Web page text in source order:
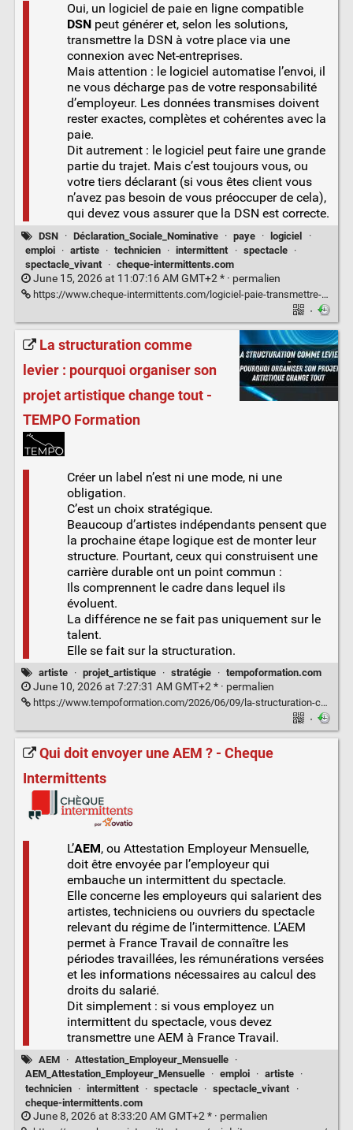
Oui, un logiciel de paie en ligne compatible
DSNpeut générer et, selon les solutions,
transmettre la DSN à votre place via une
connexion avec Net-entreprises.
Mais attention : le logiciel automatise l’envoi, il
ne vous décharge pas de votre responsabilité
d’employeur. Les données transmises doivent
rester exactes, complètes et cohérentes avec la
paie.
Dit autrement : le logiciel peut faire une grande
partie du trajet. Mais c’est toujours vous, ou
votre tiers déclarant (si vous êtes client vous
n’avez pas besoin de vous préoccuper de cela),
qui devez vous assurer que la DSN est correcte.
DSN · Déclaration_Sociale_Nominative · paye · logiciel
·
emploi
· artiste · technicien · intermittent · spectacle
·
spectacle_vivant
· cheque-intermittents.com
June 15, 2026 at 11:07:16 AM GMT+2 * · permalien
https://www.cheque-intermittents.com/logiciel-paie-transmettre-dsnc/
·
La structuration comme
levier : pourquoi organiser son
projet artistique change tout -
TEMPO Formation
Créer un label n’est ni une mode, ni une
obligation.
C’est un choix stratégique.
Beaucoup d’artistes indépendants pensent que
la prochaine étape logique est de monter leur
structure. Pourtant, ceux qui construisent une
carrière durable ont un point commun :
Ils comprennent le cadre dans lequel ils
évoluent.
La différence ne se fait pas uniquement sur le
talent.
Elle se fait sur la structuration.
artiste · projet_artistique · stratégie · tempoformation.com
June 10, 2026 at 7:27:31 AM GMT+2 * · permalien
https://www.tempoformation.com/2026/06/09/la-structuration-comme-levier-pourquoi-organiser-son-projet-artistique-change-tout/
·
Qui doit envoyer une AEM ? - Cheque
Intermittents
L’AEM, ou Attestation Employeur Mensuelle,
doit être envoyée par l’employeur qui
embauche un intermittent du spectacle.
Elle concerne les employeurs qui salarient des
artistes, techniciens ou ouvriers du spectacle
relevant du régime de l’intermittence. L’AEM
permet à France Travail de connaître les
périodes travaillées, les rémunérations versées
et les informations nécessaires au calcul des
droits du salarié.
Dit simplement : si vous employez un
intermittent du spectacle, vous devez
transmettre une AEM à France Travail.
AEM · Attestation_Employeur_Mensuelle
·
AEM_Attestation_Employeur_Mensuelle
· emploi · artiste ·
technicien
· intermittent · spectacle · spectacle_vivant
·
cheque-intermittents.com
June 8, 2026 at 8:33:20 AM GMT+2 * · permalien